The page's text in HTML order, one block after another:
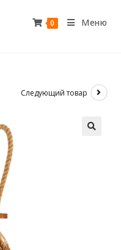
0 Меню
Следующий товар